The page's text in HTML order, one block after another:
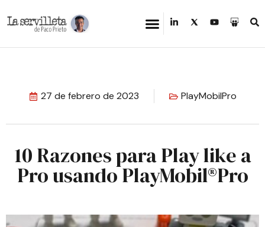
27 de febrero de 2023 PlayMobilPro
10 Razones para Play like a
Pro usando PlayMobil®Pro